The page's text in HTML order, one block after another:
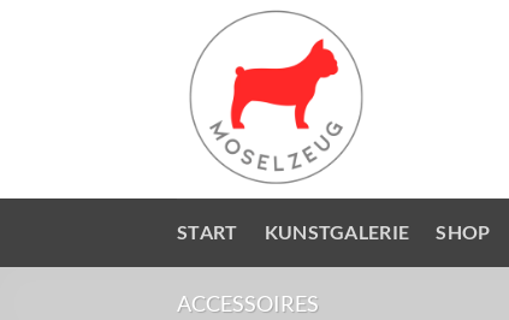
START KUNSTGALERIE SHOP
ACCESSOIRES